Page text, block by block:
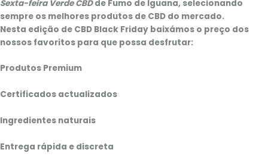
Sexta-feira Verde CBDde Fumo de Iguana, selecionando
sempre os melhores produtos de CBD do mercado.
Nesta edição de CBD Black Friday baixámos o preço dos
nossos favoritos para que possa desfrutar:
Produtos Premium
Certificados actualizados
Ingredientes naturais
Entrega rápida e discreta